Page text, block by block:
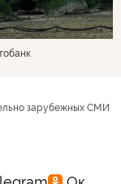
зарубежных СМИ